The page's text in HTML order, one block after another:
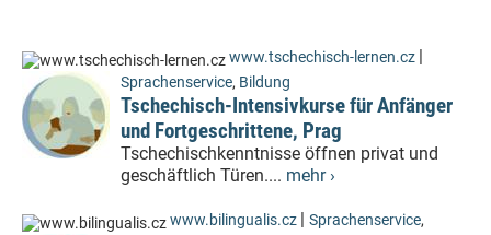
www.tschechisch-lernen.cz |
Sprachenservice, Bildung
Tschechisch-Intensivkurse für Anfänger
und Fortgeschrittene, Prag
Tschechischkenntnisse öffnen privat und
geschäftlich Türen.... mehr ›
www.bilingualis.cz | Sprachenservice,